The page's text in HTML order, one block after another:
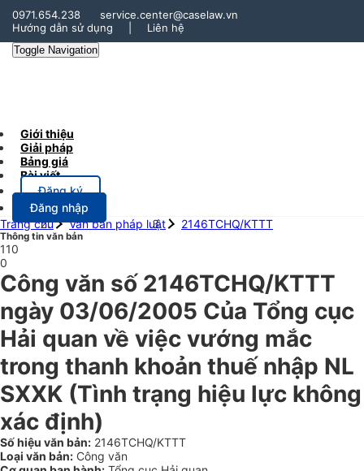
0971.654.238
service.center@caselaw.vn
Hướng dẫn sử dụng
Liên hệ
Toggle Navigation
Giới thiệu
Giải pháp
Bảng giá
Bài viết
Đăng ký
Đăng nhập
Trang chủ
Văn bản pháp luật 2146TCHQ/KTTT
Thông tin văn bản
110
0
Công văn số 2146TCHQ/KTTT
ngày 03/06/2005 Của Tổng cục
Hải quan về việc vướng mắc
trong thanh khoản thuế nhập NL
SXXK (Tình trạng hiệu lực không
xác định)
Số hiệu văn bản: 2146TCHQ/KTTT
Loại văn bản: Công văn